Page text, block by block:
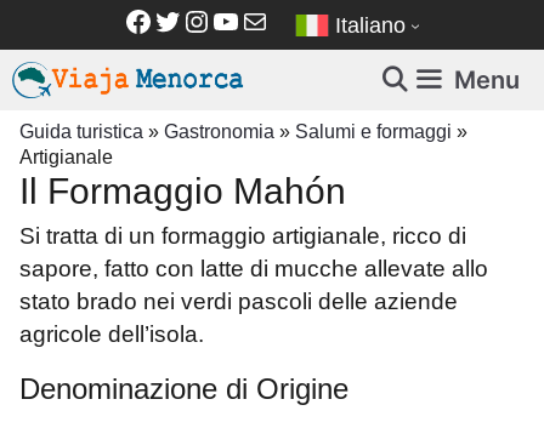
contenuto
Facebook
Twitter
Instagram
YouTube
Email Italiano
Menu
Guida turistica » Gastronomia » Salumi e formaggi »
Artigianale
Il Formaggio Mahón
Si tratta di un formaggio artigianale, ricco di
sapore, fatto con latte di mucche allevate allo
stato brado nei verdi pascoli delle aziende
agricole dell’isola.
Denominazione di Origine